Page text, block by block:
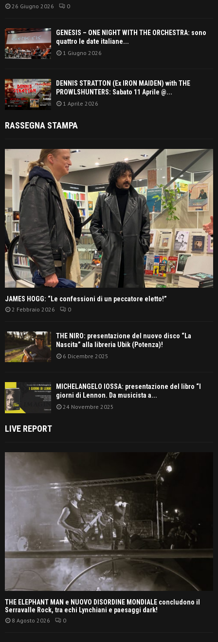
26 Giugno 2026 0
GENESIS – ONE NIGHT WITH THE ORCHESTRA: sono
quattro le date italiane...
1 Giugno 2026
DENNIS STRATTON (Ex IRON MAIDEN) with THE
PROWLSHUNTERS: Sabato 11 Aprile @...
1 Aprile 2026
RASSEGNA STAMPA
JAMES HOGG: “Le confessioni di un peccatore eletto!”
2 Febbraio 2026 0
THE NIRO: presentazione del nuovo disco “La
Nascita” alla libreria Ubik (Potenza)!
6 Dicembre 2025
MICHELANGELO IOSSA: presentazione del libro “I
giorni di Lennon. Da musicista a...
24 Novembre 2025
LIVE REPORT
THE ELEPHANT MAN e NUOVO DISORDINE MONDIALE concludono il
Serravalle Rock, tra echi Lynchiani e paesaggi dark!
8 Agosto 2026 0